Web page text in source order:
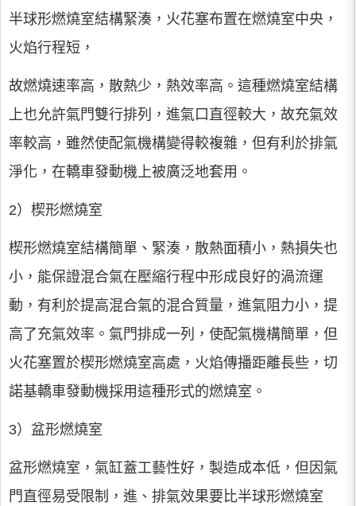
半球形燃燒室結構緊湊，火花塞布置在燃燒室中央，
火焰行程短，
故燃燒速率高，散熱少，熱效率高。這種燃燒室結構
上也允許氣門雙行排列，進氣口直徑較大，故充氣效
率較高，雖然使配氣機構變得較複雜，但有利於排氣
淨化，在轎車發動機上被廣泛地套用。
2）楔形燃燒室
楔形燃燒室結構簡單、緊湊，散熱面積小，熱損失也
小，能保證混合氣在壓縮行程中形成良好的渦流運
動，有利於提高混合氣的混合質量，進氣阻力小，提
高了充氣效率。氣門排成一列，使配氣機構簡單，但
火花塞置於楔形燃燒室高處，火焰傳播距離長些，切
諾基轎車發動機採用這種形式的燃燒室。
3）盆形燃燒室
盆形燃燒室，氣缸蓋工藝性好，製造成本低，但因氣
門直徑易受限制，進、排氣效果要比半球形燃燒室